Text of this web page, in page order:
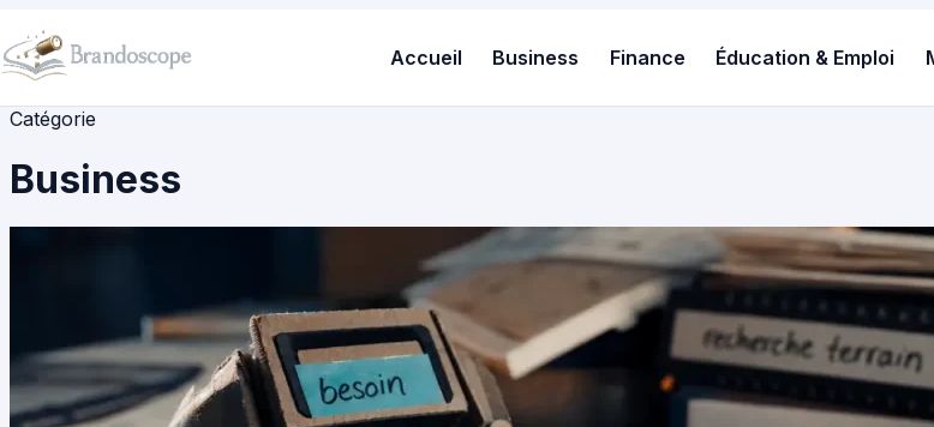
Accueil Business Finance Éducation & Emploi
Catégorie
Business